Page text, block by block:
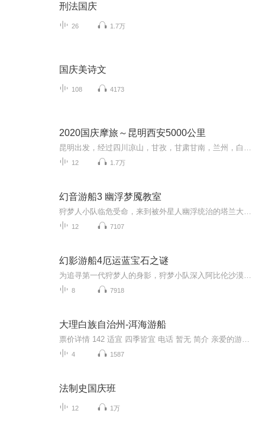
刑法国庆
26 1.7万
国庆美诗文
108 4173
2020国庆摩旅～昆明西安5000公里
12 1.7万
幻音游船3 幽浮梦魇教室
12 7107
幻影游船4厄运蓝宝石之谜
8 7918
大理白族自治州-洱海游船
4 1587
法制史国庆班
12 1万